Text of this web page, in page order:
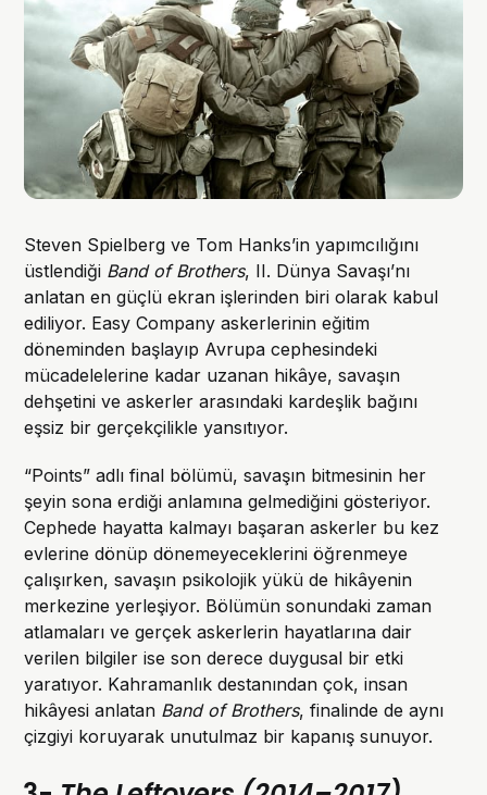
Steven Spielberg ve Tom Hanks’in yapımcılığını
üstlendiği Band of Brothers, II. Dünya Savaşı’nı
anlatan en güçlü ekran işlerinden biri olarak kabul
ediliyor. Easy Company askerlerinin eğitim
döneminden başlayıp Avrupa cephesindeki
mücadelelerine kadar uzanan hikâye, savaşın
dehşetini ve askerler arasındaki kardeşlik bağını
eşsiz bir gerçekçilikle yansıtıyor.
“Points” adlı final bölümü, savaşın bitmesinin her
şeyin sona erdiği anlamına gelmediğini gösteriyor.
Cephede hayatta kalmayı başaran askerler bu kez
evlerine dönüp dönemeyeceklerini öğrenmeye
çalışırken, savaşın psikolojik yükü de hikâyenin
merkezine yerleşiyor. Bölümün sonundaki zaman
atlamaları ve gerçek askerlerin hayatlarına dair
verilen bilgiler ise son derece duygusal bir etki
yaratıyor. Kahramanlık destanından çok, insan
hikâyesi anlatan Band of Brothers, finalinde de aynı
çizgiyi koruyarak unutulmaz bir kapanış sunuyor.